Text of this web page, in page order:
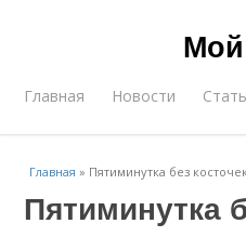
Главная Новости
Главная » Пятиминутка без
Пятиминутка